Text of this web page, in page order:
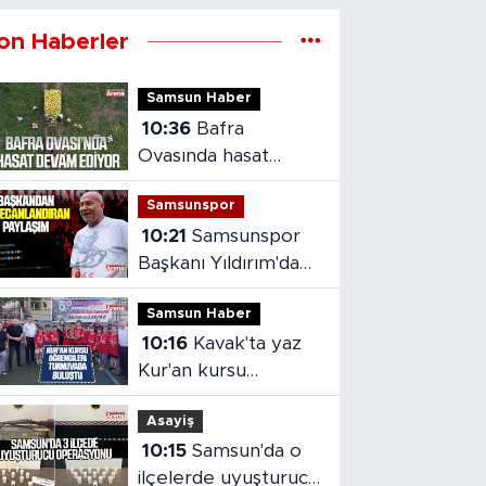
Haberler
Samsun Haber
10:36
Ovasında hasat
devam ediyor
Samsunspor
10:21 Samsunspor
Başkanı Yıldırım'dan
heyecanlandıran
paylaşım
Samsun Haber
10:16
Kur'an kursu
öğrencileri
turnuvada buluştu
Asayiş
10:15 Samsun'da o
ilçelerde uyuşturucu